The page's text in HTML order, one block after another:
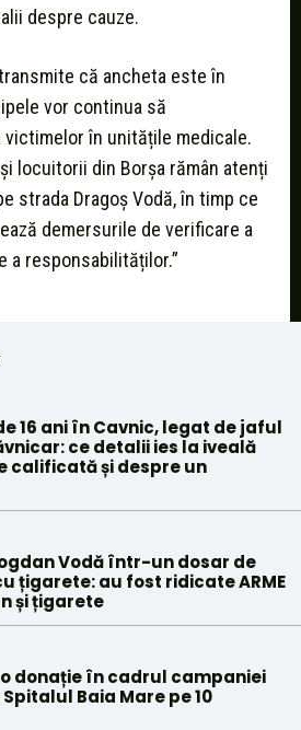
despre cauze.
că ancheta este în
vor continua să
în unitățile medicale.
locuitorii din Borșa rămân atenți
strada Dragoș Vodă, în timp ce
demersurile de verificare a
a responsabilităților.”
16 ani în Cavnic, legat de jaful
ce detalii ies la iveală
calificată și despre un
Vodă într-un dosar de
țigarete: au fost ridicate ARME
și țigarete
donație în cadrul campaniei
Baia Mare pe 10